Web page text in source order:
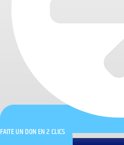
FAITE UN DON EN 2 CLICS